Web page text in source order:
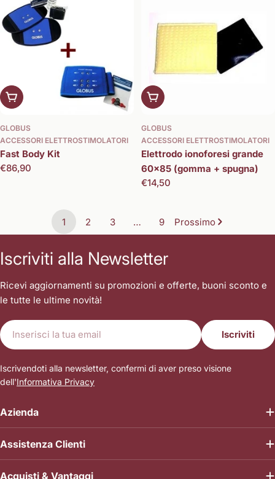
Aggiungi al carrello
GLOBUS
ACCESSORI ELETTROSTIMOLATORI
Fast Body Kit
Prezzo
€86,90
Aggiungi al carrello
GLOBUS
ACCESSORI ELETTROSTIMOLATORI
Elettrodo ionoforesi grande
60x85 (gomma + spugna)
Prezzo
€14,50
1 2 3 … 9 Prossimo
Azienda
Assistenza Clienti
Acquisti & Vantaggi
Iscriviti alla Newsletter
Ricevi aggiornamenti su promozioni e offerte, buoni sconto e
le tutte le ultime novità!
E-
mail
Iscriviti
Iscrivendoti alla newsletter, confermi di aver preso visione
dell'Informativa Privacy